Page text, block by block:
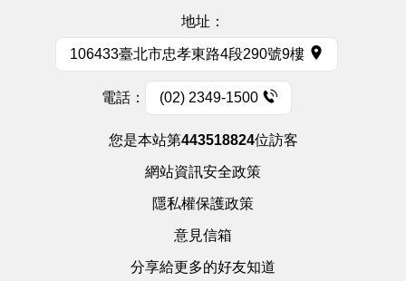
地址：
106433臺北市忠孝東路4段290號9樓
電話： (02) 2349-1500
您是本站第443518824位訪客
網站資訊安全政策
隱私權保護政策
意見信箱
分享給更多的好友知道